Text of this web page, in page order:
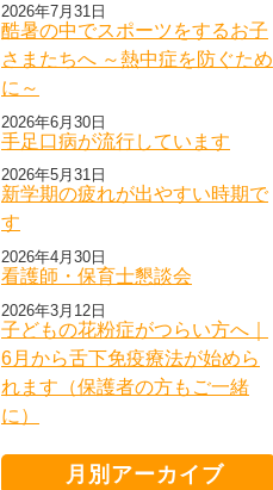
酷暑の中でスポーツをするお子
さまたちへ ～熱中症を防ぐため
に～
2026年7月31日
手足口病が流行しています
2026年6月30日
新学期の疲れが出やすい時期で
す
2026年5月31日
看護師・保育士懇談会
2026年4月30日
子どもの花粉症がつらい方へ｜
6月から舌下免疫療法が始めら
れます（保護者の方もご一緒
に）
2026年3月12日
月別アーカイブ